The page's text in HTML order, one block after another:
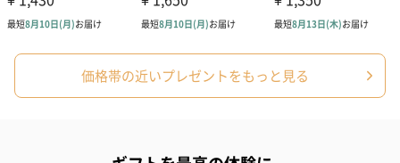
価格帯の近いプレゼントをもっと見る